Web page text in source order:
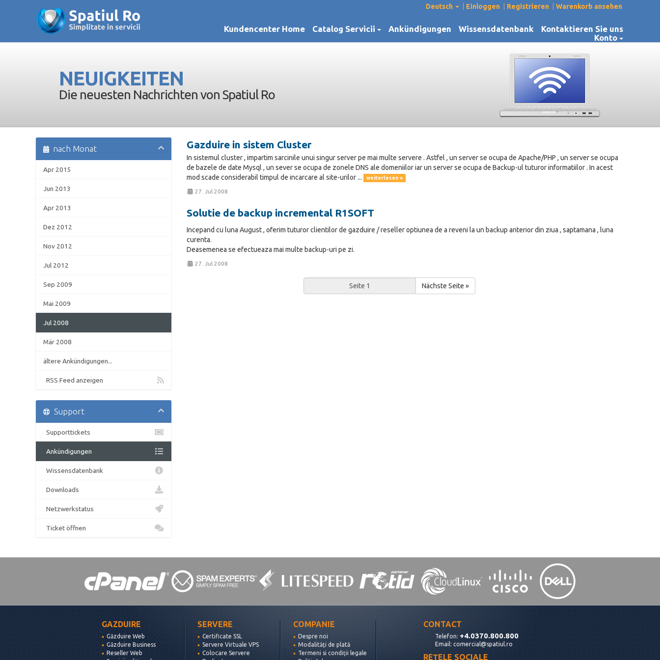
Deutsch Einloggen Registrieren Warenkorb ansehen
Kundencenter Home Catalog Servicii Ankündigungen Wissensdatenbank
Kontaktieren Sie uns
Konto
NEUIGKEITEN
Die neuesten Nachrichten von Spatiul Ro
nach Monat
Apr 2015
Jun 2013
Apr 2013
Dez 2012
Nov 2012
Jul 2012
Sep 2009
Mai 2009
Jul 2008
Mär 2008
ältere Ankündigungen...
RSS Feed anzeigen
Gazduire in sistem Cluster
In sistemul cluster , impartim sarcinile unui singur server pe mai multe servere . Astfel , un server se ocupa de Apache/PHP , un server se ocupa
de bazele de date Mysql , un sever se ocupa de zonele DNS ale domeniilor iar un server se ocupa de Backup-ul tuturor informatiilor . In acest
mod scade considerabil timpul de incarcare al site-urilor ...
weiterlesen »
27. Jul 2008
Solutie de backup incremental R1SOFT
Incepand cu luna August , oferim tuturor clientilor de gazduire / reseller optiunea de a reveni la un backup anterior din ziua , saptamana , luna
curenta.
Deasemenea se efectueaza mai multe backup-uri pe zi.
27. Jul 2008
Nächste Seite »
Support
Supporttickets
Ankündigungen
Wissensdatenbank
Downloads
Netzwerkstatus
Ticket öffnen
GAZDUIRE
Găzduire Web
Găzduire Business
Reseller Web
SERVERE
Certificate SSL
Servere Virtuale VPS
Colocare Servere
COMPANIE
Despre noi
Modalități de plată
Termeni si condiții legale
CONTACT
Telefon: +4.0370.800.800
Email: comercial@spatiul.ro
REȚELE SOCIALE